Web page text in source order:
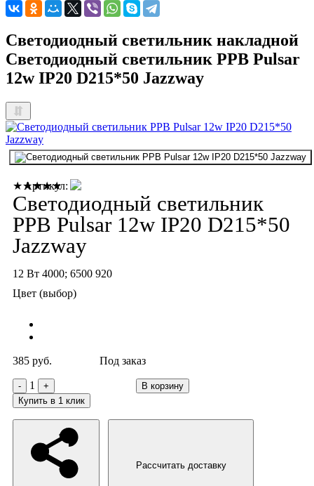
Светодиодный светильник накладной
Светодиодный светильник PPB Pulsar
12w IP20 D215*50 Jazzway
★★★★★
Артикул:
Светодиодный светильник
PPB Pulsar 12w IP20 D215*50
Jazzway
12 Вт 4000; 6500 920
Цвет (выбор)
385 руб. Под заказ
- 1 +
В корзину
Купить в 1 клик
Рассчитать доставку